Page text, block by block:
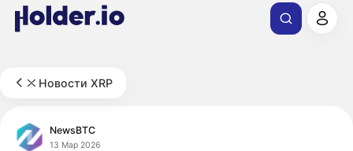
Новости XRP
NewsBTC
13 Мар 2026